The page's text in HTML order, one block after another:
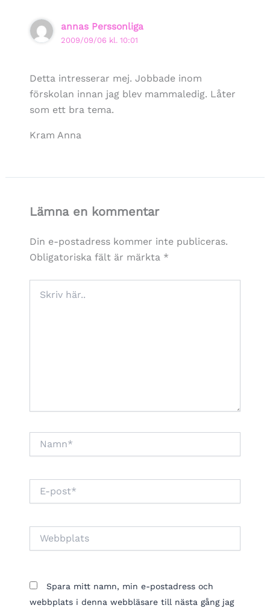
annas Perssonliga
2009/09/06 kl. 10:01
Detta intresserar mej. Jobbade inom
förskolan innan jag blev mammaledig. Låter
som ett bra tema.
Kram Anna
Lämna en kommentar
Din e-postadress kommer inte publiceras.
Obligatoriska fält är märkta *
här..
post*
Spara mitt namn, min e-postadress och
webbplats i denna webbläsare till nästa gång jag